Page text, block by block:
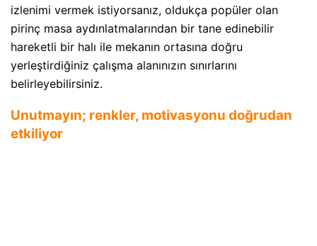
izlenimi vermek istiyorsanız, oldukça popüler olan
pirinç masa aydınlatmalarından bir tane edinebilir
hareketli bir halı ile mekanın ortasına doğru
yerleştirdiğiniz çalışma alanınızın sınırlarını
belirleyebilirsiniz.
Unutmayın; renkler, motivasyonu doğrudan
etkiliyor